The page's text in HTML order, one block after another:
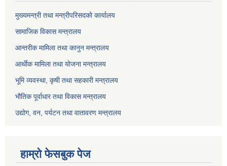
मुख्यमन्त्री तथा मन्त्रीपरिसदको कार्यालय
सामाजिक विकास मन्त्रालय
आन्तरीक मामिला तथा कानुन मन्त्रालय
आर्थीक मामिला तथा योजना मन्त्रालय
भूमि व्यवस्था, कृषी तथा सहकारी मन्त्रालय
भौतिक पूर्वाधार तथा विकास मन्त्रालय
उद्योग, वन, पर्यटन तथा वातावरण मन्त्रालय
हाम्रो फेसबुक पेज